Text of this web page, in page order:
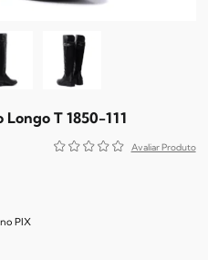
T 1850-111
no PIX